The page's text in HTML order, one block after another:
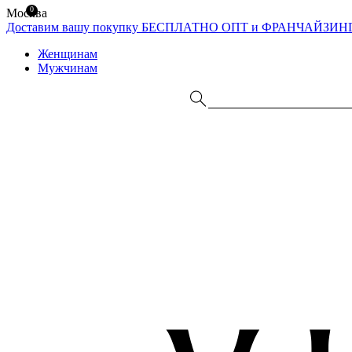
Москва
Доставим вашу покупку БЕСПЛАТНО ОПТ и
Женщинам
Мужчинам
0